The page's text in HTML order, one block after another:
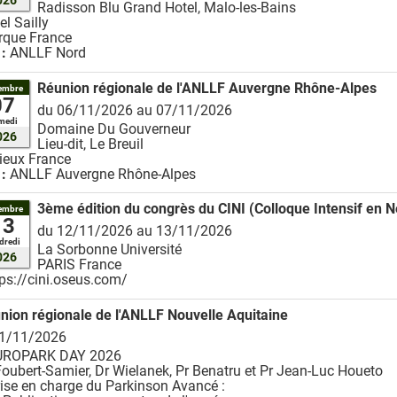
Radisson Blu Grand Hotel, Malo-les-Bains
Sailly
France
ANLLF Nord
Réunion régionale de l'ANLLF Auvergne Rhône-Alpes
du 06/11/2026 au 07/11/2026
Domaine Du Gouverneur
Lieu-dit, Le Breuil
France
ANLLF Auvergne Rhône-Alpes
3ème édition du congrès du CINI (Colloque Intensif en
du 12/11/2026 au 13/11/2026
La Sorbonne Université
PARIS France
cini.oseus.com/
régionale de l'ANLLF Nouvelle Aquitaine
11/2026
DAY 2026
Samier, Dr Wielanek, Pr Benatru et Pr Jean-Luc Houeto
en charge du Parkinson Avancé :